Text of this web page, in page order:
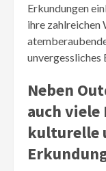
Erkundungen
ihre zahlreichen
unvergessliches
Neben
auch
kulturelle